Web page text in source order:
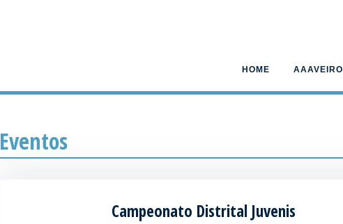
HOME AAAVEIRO
Eventos
Campeonato Distrital Juvenis